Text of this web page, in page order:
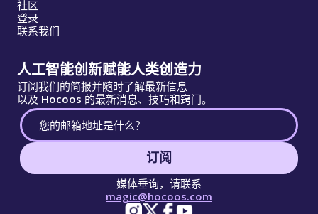
社区
登录
联系我们
人工智能创新赋能人类创造力
订阅我们的简报并随时了解最新信息
以及 Hocoos 的最新消息、技巧和窍门。
订阅
媒体垂询，请联系
magic@hocoos.com